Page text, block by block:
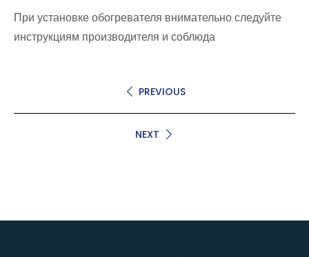
При установке обогревателя внимательно следуйте
инструкциям производителя и соблюда
PREVIOUS
NEXT